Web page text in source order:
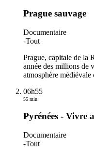
Prague sauvage
Documentaire
-Tout
Prague, capitale de la
année des millions de
atmosphère
06h55
55 min
Pyrénées - Vivre
Documentaire
-Tout